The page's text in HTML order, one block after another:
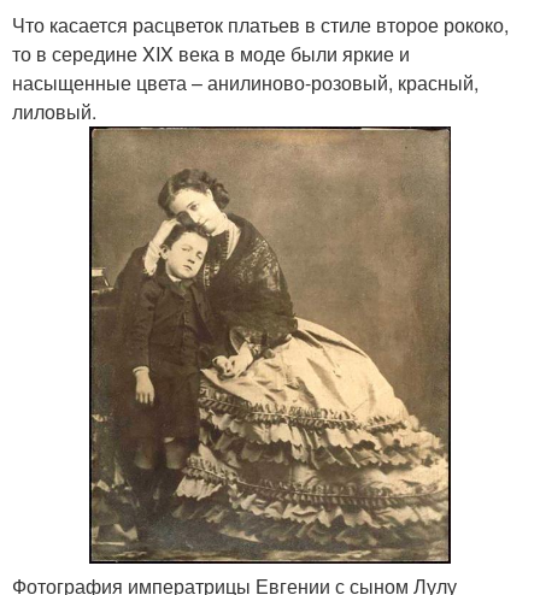
Что касается расцветок платьев в стиле второе рококо,
то в середине XIX века в моде были яркие и
насыщенные цвета – анилиново-розовый, красный,
лиловый.
Фотография императрицы Евгении с сыном Лулу